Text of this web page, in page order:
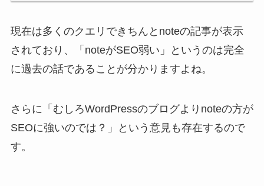
現在は多くのクエリできちんとnoteの記事が表示
されており、「noteがSEO弱い」というのは完全
に過去の話であることが分かりますよね。
さらに「むしろWordPressのブログよりnoteの方が
SEOに強いのでは？」という意見も存在するので
す。